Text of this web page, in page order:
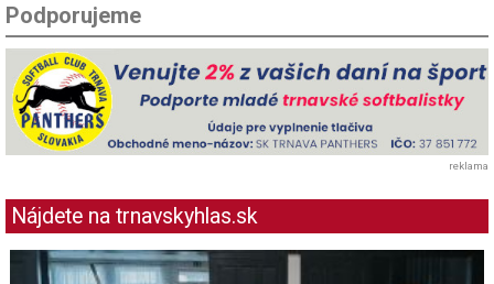
Podporujeme
reklama
Nájdete na trnavskyhlas.sk